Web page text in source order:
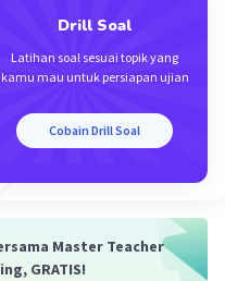
Balas
saya mohon ka
gimana ka?
Drill Soal
Latihan soal sesuai topik yang
kamu mau untuk persiapan ujian
Cobain Drill Soal
Master Teacher
GRATIS!